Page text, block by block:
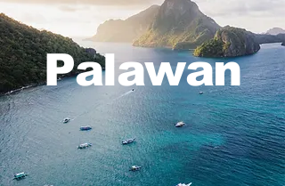
Palawan